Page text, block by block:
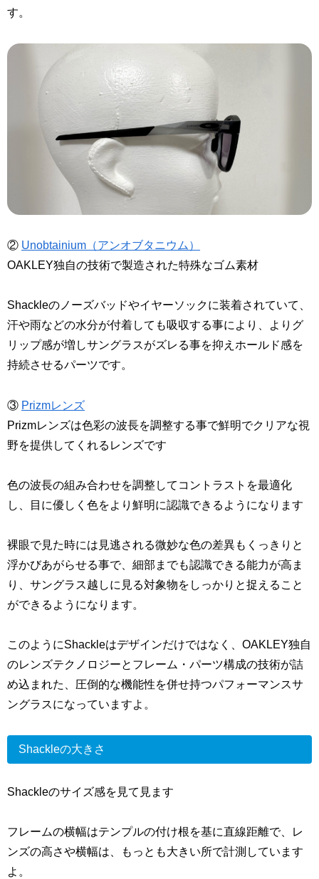
す。
② Unobtainium（アンオブタニウム）
OAKLEY独自の技術で製造された特殊なゴム素材
Shackleのノーズバッドやイヤーソックに装着されていて、
汗や雨などの水分が付着しても吸収する事により、よりグ
リップ感が増しサングラスがズレる事を抑えホールド感を
持続させるパーツです。
③ Prizmレンズ
Prizmレンズは色彩の波長を調整する事で鮮明でクリアな視
野を提供してくれるレンズです
色の波長の組み合わせを調整してコントラストを最適化
し、目に優しく色をより鮮明に認識できるようになります
裸眼で見た時には見逃される微妙な色の差異もくっきりと
浮かびあがらせる事で、細部までも認識できる能力が高ま
り、サングラス越しに見る対象物をしっかりと捉えること
ができるようになります。
このようにShackleはデザインだけではなく、OAKLEY独自
のレンズテクノロジーとフレーム・パーツ構成の技術が詰
め込まれた、圧倒的な機能性を併せ持つパフォーマンスサ
ングラスになっていますよ。
Shackleの大きさ
Shackleのサイズ感を見て見ます
フレームの横幅はテンプルの付け根を基に直線距離で、レ
ンズの高さや横幅は、もっとも大きい所で計測しています
よ。